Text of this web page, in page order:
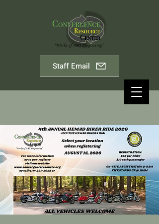
Staff Email